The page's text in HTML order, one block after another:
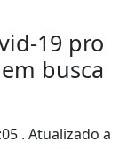
19 pro
busca
. Atualizado a